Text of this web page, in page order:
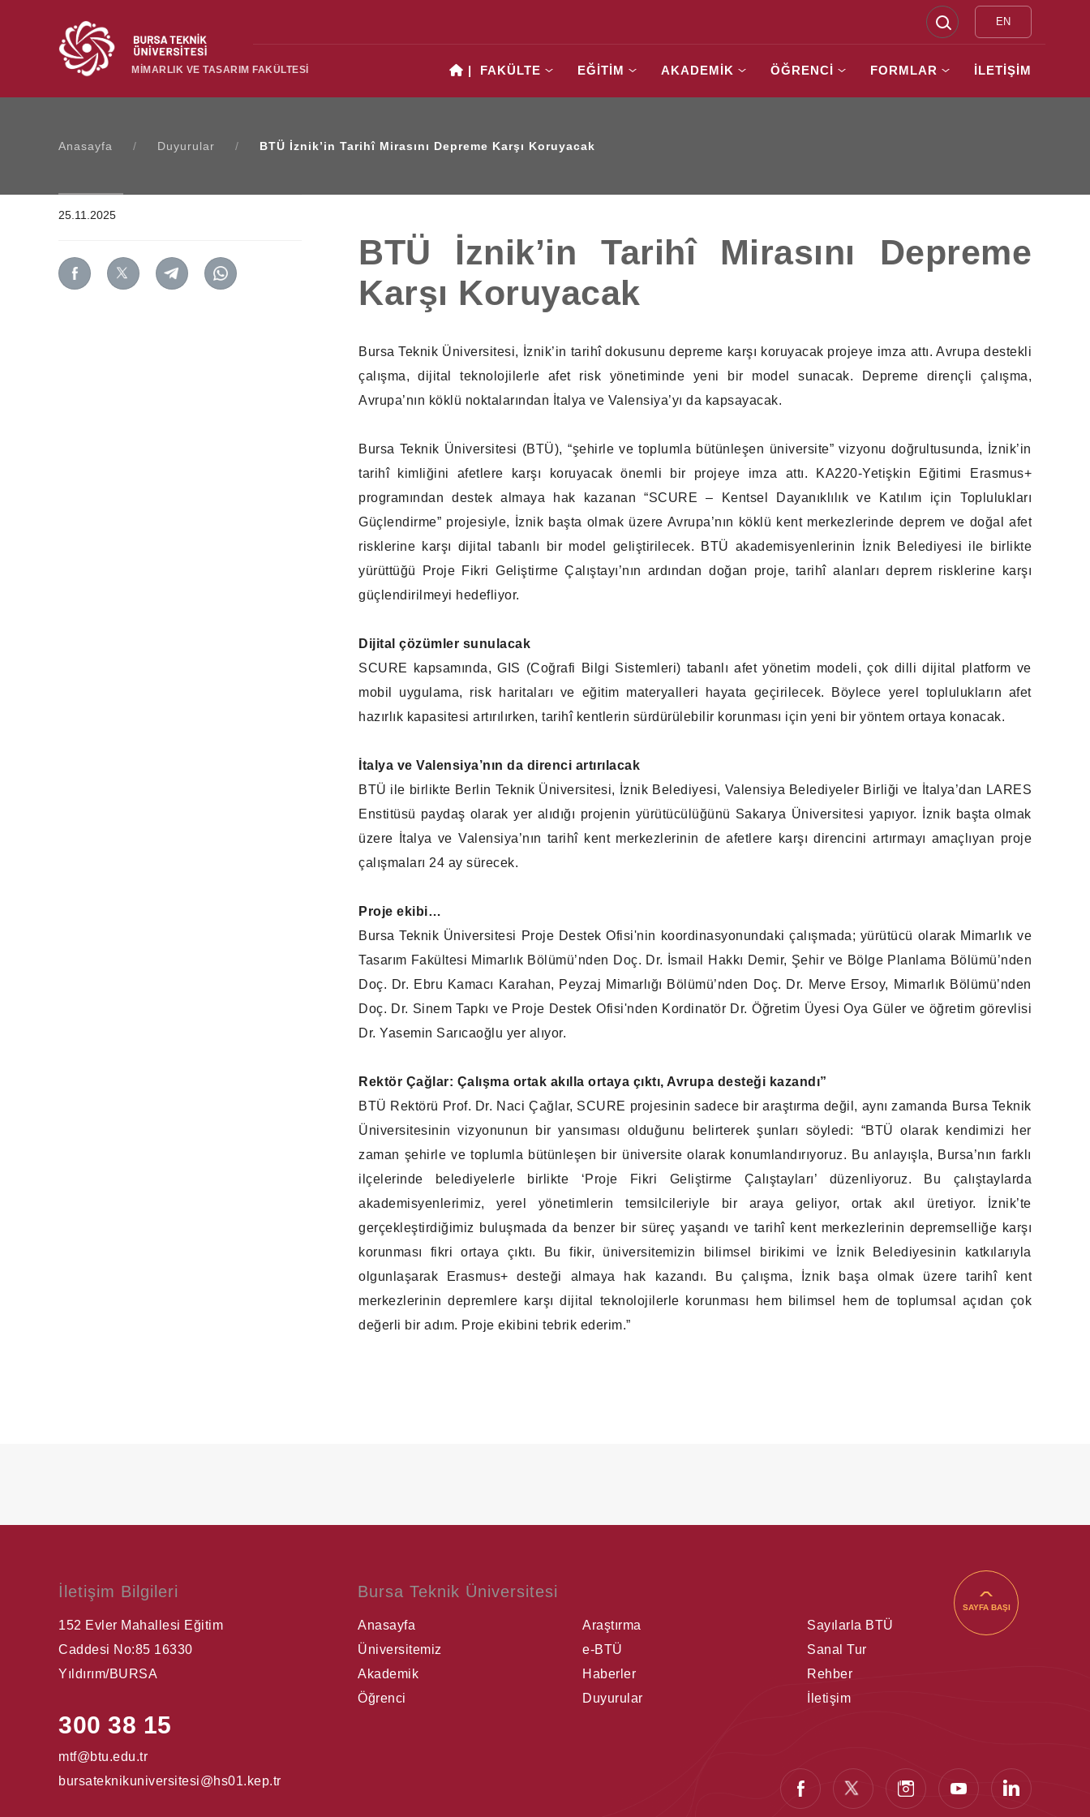
MİMARLIK VE TASARIM FAKÜLTESİ
EN
| FAKÜLTE EĞİTİM AKADEMİK ÖĞRENCİ FORMLAR İLETİŞİM
Anasayfa / Duyurular / BTÜ İznik’in Tarihî Mirasını Depreme Karşı Koruyacak
BTÜ İznik’in Tarihî Mirasını Depreme
Karşı Koruyacak
Bursa Teknik Üniversitesi, İznik’in tarihî dokusunu depreme karşı koruyacak projeye imza attı. Avrupa destekli
çalışma, dijital teknolojilerle afet risk yönetiminde yeni bir model sunacak. Depreme dirençli çalışma,
Avrupa’nın köklü noktalarından İtalya ve Valensiya’yı da kapsayacak.
Bursa Teknik Üniversitesi (BTÜ), “şehirle ve toplumla bütünleşen üniversite” vizyonu doğrultusunda, İznik’in
tarihî kimliğini afetlere karşı koruyacak önemli bir projeye imza attı. KA220-Yetişkin Eğitimi Erasmus+
programından destek almaya hak kazanan “SCURE – Kentsel Dayanıklılık ve Katılım için Toplulukları
Güçlendirme” projesiyle, İznik başta olmak üzere Avrupa’nın köklü kent merkezlerinde deprem ve doğal afet
risklerine karşı dijital tabanlı bir model geliştirilecek. BTÜ akademisyenlerinin İznik Belediyesi ile birlikte
yürüttüğü Proje Fikri Geliştirme Çalıştayı’nın ardından doğan proje, tarihî alanları deprem risklerine karşı
güçlendirilmeyi hedefliyor.
Dijital çözümler sunulacak
SCURE kapsamında, GIS (Coğrafi Bilgi Sistemleri) tabanlı afet yönetim modeli, çok dilli dijital platform ve
mobil uygulama, risk haritaları ve eğitim materyalleri hayata geçirilecek. Böylece yerel toplulukların afet
hazırlık kapasitesi artırılırken, tarihî kentlerin sürdürülebilir korunması için yeni bir yöntem ortaya konacak.
İtalya ve Valensiya’nın da direnci artırılacak
BTÜ ile birlikte Berlin Teknik Üniversitesi, İznik Belediyesi, Valensiya Belediyeler Birliği ve İtalya’dan LARES
Enstitüsü paydaş olarak yer alıdığı projenin yürütücülüğünü Sakarya Üniversitesi yapıyor. İznik başta olmak
üzere İtalya ve Valensiya’nın tarihî kent merkezlerinin de afetlere karşı direncini artırmayı amaçlıyan proje
çalışmaları 24 ay sürecek.
Proje ekibi…
Bursa Teknik Üniversitesi Proje Destek Ofisi'nin koordinasyonundaki çalışmada; yürütücü olarak Mimarlık ve
Tasarım Fakültesi Mimarlık Bölümü’nden Doç. Dr. İsmail Hakkı Demir, Şehir ve Bölge Planlama Bölümü’nden
Doç. Dr. Ebru Kamacı Karahan, Peyzaj Mimarlığı Bölümü’nden Doç. Dr. Merve Ersoy, Mimarlık Bölümü’nden
Doç. Dr. Sinem Tapkı ve Proje Destek Ofisi'nden Kordinatör Dr. Öğretim Üyesi Oya Güler ve öğretim görevlisi
Dr. Yasemin Sarıcaoğlu yer alıyor.
Rektör Çağlar: Çalışma ortak akılla ortaya çıktı, Avrupa desteği kazandı”
BTÜ Rektörü Prof. Dr. Naci Çağlar, SCURE projesinin sadece bir araştırma değil, aynı zamanda Bursa Teknik
Üniversitesinin vizyonunun bir yansıması olduğunu belirterek şunları söyledi: “BTÜ olarak kendimizi her
zaman şehirle ve toplumla bütünleşen bir üniversite olarak konumlandırıyoruz. Bu anlayışla, Bursa’nın farklı
ilçelerinde belediyelerle birlikte ‘Proje Fikri Geliştirme Çalıştayları’ düzenliyoruz. Bu çalıştaylarda
akademisyenlerimiz, yerel yönetimlerin temsilcileriyle bir araya geliyor, ortak akıl üretiyor. İznik’te
gerçekleştirdiğimiz buluşmada da benzer bir süreç yaşandı ve tarihî kent merkezlerinin depremselliğe karşı
korunması fikri ortaya çıktı. Bu fikir, üniversitemizin bilimsel birikimi ve İznik Belediyesinin katkılarıyla
olgunlaşarak Erasmus+ desteği almaya hak kazandı. Bu çalışma, İznik başa olmak üzere tarihî kent
merkezlerinin depremlere karşı dijital teknolojilerle korunması hem bilimsel hem de toplumsal açıdan çok
değerli bir adım. Proje ekibini tebrik ederim.”
25.11.2025
İletişim Bilgileri
152 Evler Mahallesi Eğitim
Caddesi No:85 16330
Yıldırım/BURSA
300 38 15
mtf@btu.edu.tr
bursateknikuniversitesi@hs01.kep.tr
Bursa Teknik Üniversitesi
Anasayfa
Üniversitemiz
Akademik
Öğrenci
Araştırma
e-BTÜ
Haberler
Duyurular
Sayılarla BTÜ
Sanal Tur
Rehber
İletişim
SAYFA BAŞI